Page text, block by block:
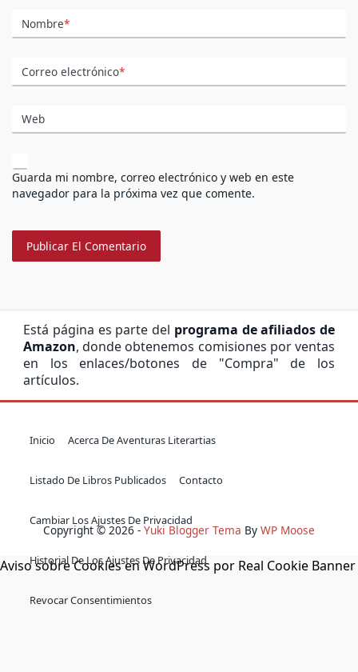
Nombre*
Correo electrónico*
Web
Guarda mi nombre, correo electrónico y web en este
navegador para la próxima vez que comente.
Está página es parte del programa de afiliados de
Amazon, donde obtenemos comisiones por ventas
en los enlaces/botones de "Compra" de los
artículos.
Inicio Acerca De Aventuras Literartias
Listado De Libros Publicados Contacto
Cambiar Los Ajustes De Privacidad
Historial De Los Ajustes De Privacidad
Revocar Consentimientos
Copyright © 2026 - Yuki Blogger Tema By WP Moose
Aviso sobre Cookies en WordPress por Real Cookie Banner